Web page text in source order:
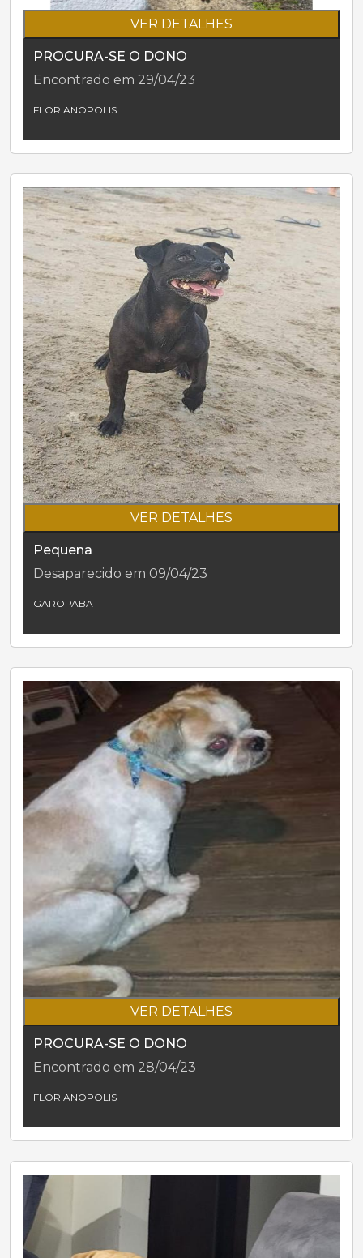
VER DETALHES
PROCURA-SE O DONO
Encontrado em 29/04/23
FLORIANOPOLIS
VER DETALHES
Pequena
Desaparecido em 09/04/23
GAROPABA
VER DETALHES
PROCURA-SE O DONO
Encontrado em 28/04/23
FLORIANOPOLIS